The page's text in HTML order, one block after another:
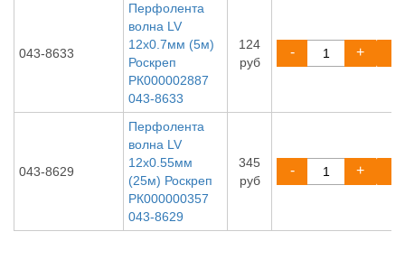
043-8633
Перфолента
волна LV
12х0.7мм (5м)
Роскреп
РК000002887
043-8633
124
руб
- +
043-8629
Перфолента
волна LV
12х0.55мм
(25м) Роскреп
РК000000357
043-8629
345
руб
- +